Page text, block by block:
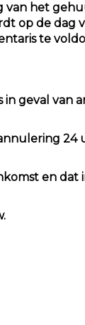
van het
op de dag
te
geval van
24
en dat